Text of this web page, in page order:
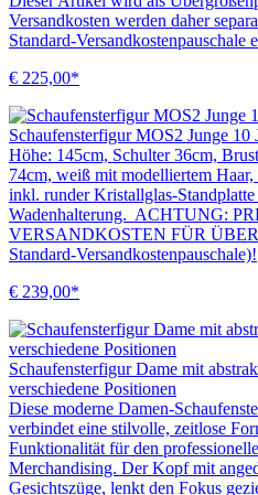
Versandkosten werden daher
Standard-Versandkostenpauschale
€ 225,00*
Schaufensterfigur MOS2 Junge 10
Höhe: 145cm, Schulter 36cm,
74cm, weiß mit modelliertem
inkl. runder Kristallglas-
Wadenhalterung. ACHTUNG:
VERSANDKOSTEN FÜR
Standard-Versandkostenpauschale)!
€ 239,00*
Schaufensterfigur Dame mit
verschiedene Positionen
Diese moderne Damen-
verbindet eine stilvolle, zeitlose
Funktionalität für den
Merchandising. Der Kopf mit
Gesichtszüge, lenkt den Fokus